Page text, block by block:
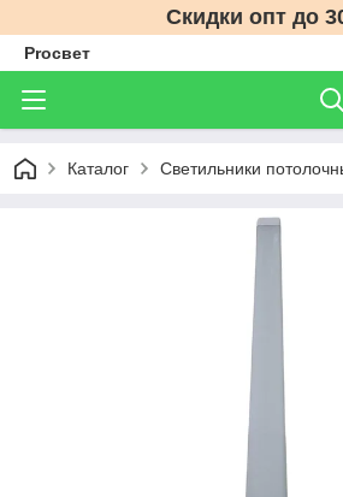
Скидки опт до
Proсвет
Каталог Светильники